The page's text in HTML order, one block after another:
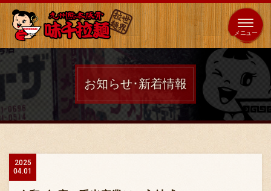
全国
展開 海外 653 店 64 店
ホーム
お知らせ･新着情報
2025
04.01